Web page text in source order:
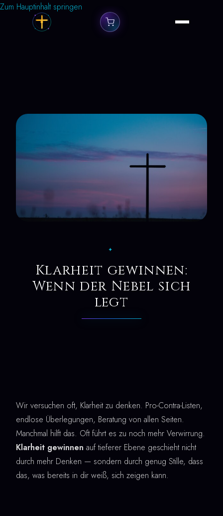
Zum Hauptinhalt springen
✦
Klarheit gewinnen:
Wenn der Nebel sich
legt
Wir versuchen oft, Klarheit zu denken. Pro-Contra-Listen,
endlose Überlegungen, Beratung von allen Seiten.
Manchmal hilft das. Oft führt es zu noch mehr Verwirrung.
Klarheit gewinnen auf tieferer Ebene geschieht nicht
durch mehr Denken — sondern durch genug Stille, dass
das, was bereits in dir weiß, sich zeigen kann.